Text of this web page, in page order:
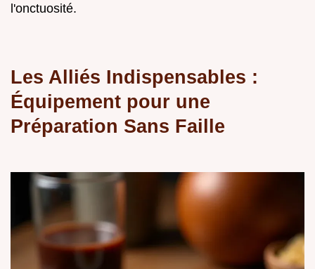
l'onctuosité.
Les Alliés Indispensables :
Équipement pour une
Préparation Sans Faille